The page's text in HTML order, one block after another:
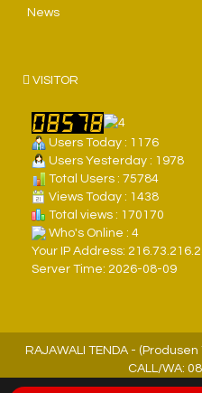
News
VISITOR
Users Today : 1176
Users Yesterday : 1978
Total Users : 75784
Views Today : 1438
Total views : 170170
Who's Online : 4
Your IP Address:
Server Time: 2026-08-09
RAJAWALI TENDA -
CALL/WA: